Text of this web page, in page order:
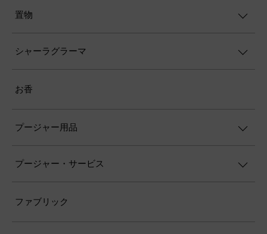
置物
シャーラグラーマ
お香
プージャー用品
プージャー・サービス
ファブリック